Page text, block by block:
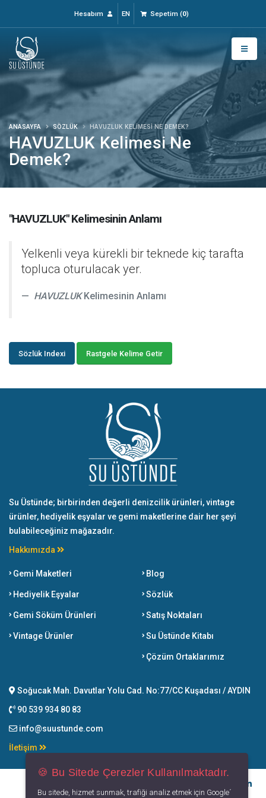
Hesabım EN Sepetim (0)
HAVUZLUK Kelimesi Ne
Demek?
ANASAYFA SÖZLÜK HAVUZLUK KELIMESI NE DEMEK?
"HAVUZLUK" Kelimesinin Anlamı
Yelkenli veya kürekli bir teknede kiç tarafta
topluca oturulacak yer.
HAVUZLUKKelimesinin Anlamı
Sözlük Indexi Rastgele Kelime Getir
Su Üstünde; birbirinden değerli denizcilik ürünleri, vintage
ürünler, hediyelik eşyalar ve gemi maketlerine dair her şeyi
bulabileceğiniz mağazadır.
Hakkımızda
Gemi Maketleri
Hediyelik Eşyalar
Gemi Söküm Ürünleri
Vintage Ürünler
Blog
Sözlük
Satış Noktaları
Su Üstünde Kitabı
Çözüm Ortaklarımız
Soğucak Mah. Davutlar Yolu Cad. No:77/CC Kuşadası / AYDIN
90 539 934 80 83
info@suustunde.com
İletişim
🍪 Bu Sitede Çerezler Kullanılmaktadır.
Bu sitede, hizmet sunmak, trafiği analiz etmek için Google´